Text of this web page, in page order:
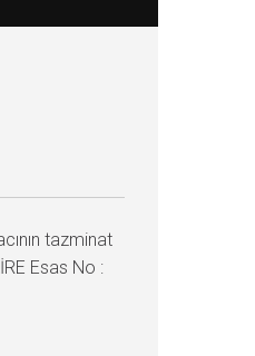
tazminat
Esas No :